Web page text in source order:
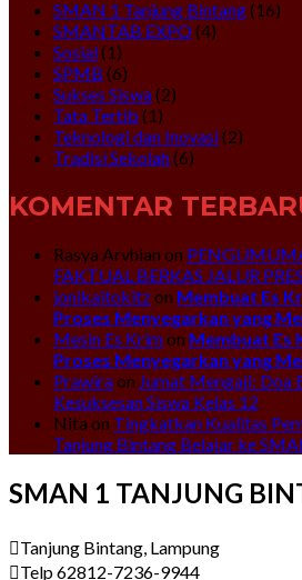
SMAN 1 Tanjung Bintang(16)
SMANTAB EXPO(4)
Sosial(1)
SPMB (6)
Sukses Siswa(2)
Tata Tertib (1)
Teknologi dan Inovasi(2)
Tradisi Sekolah(6)
KOMENTAR
Rasya Arvhian on
FAKTUAL BERKAS JALUR
jonikaitokitzon Membuat Es
Proses Menyegarkan yang
Mesin Es Krimon Membuat Es
Proses Menyegarkan yang
Prawiraon Jumat Mengaji: Doa
Kesuksesan Siswa Kelas 12
Nita on Tingkatkan Kualitas
Tanjung Bintang Belajar ke
SMAN 1 TANJUNG
Tanjung Bintang, Lampung
Telp 62812-7236-9944